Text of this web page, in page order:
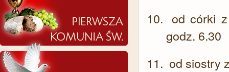
od córki
godz. 6.30
od siostry